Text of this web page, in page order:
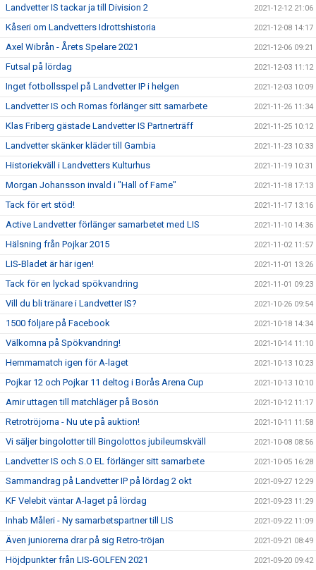
Landvetter IS tackar ja till Division 2 2021-12-12 21:06
Kåseri om Landvetters Idrottshistoria 2021-12-08 14:17
Axel Wibrån - Årets Spelare 2021 2021-12-06 09:21
Futsal på lördag 2021-12-03 11:12
Inget fotbollsspel på Landvetter IP i helgen 2021-12-03 10:09
Landvetter IS och Romas förlänger sitt samarbete 2021-11-26 11:34
Klas Friberg gästade Landvetter IS Partnerträff 2021-11-25 10:12
Landvetter skänker kläder till Gambia 2021-11-23 10:33
Historiekväll i Landvetters Kulturhus 2021-11-19 10:31
Morgan Johansson invald i "Hall of Fame" 2021-11-18 17:13
Tack för ert stöd! 2021-11-17 13:16
Active Landvetter förlänger samarbetet med LIS 2021-11-10 14:36
Hälsning från Pojkar 2015 2021-11-02 11:57
LIS-Bladet är här igen! 2021-11-01 13:26
Tack för en lyckad spökvandring 2021-11-01 09:23
Vill du bli tränare i Landvetter IS? 2021-10-26 09:54
1500 följare på Facebook 2021-10-18 14:34
Välkomna på Spökvandring! 2021-10-14 11:10
Hemmamatch igen för A-laget 2021-10-13 10:23
Pojkar 12 och Pojkar 11 deltog i Borås Arena Cup 2021-10-13 10:10
Amir uttagen till matchläger på Bosön 2021-10-12 11:17
Retrotröjorna - Nu ute på auktion! 2021-10-11 11:58
Vi säljer bingolotter till Bingolottos jubileumskväll 2021-10-08 08:56
Landvetter IS och S.O EL förlänger sitt samarbete 2021-10-05 16:28
Sammandrag på Landvetter IP på lördag 2 okt 2021-09-27 12:29
KF Velebit väntar A-laget på lördag 2021-09-23 11:29
Inhab Måleri - Ny samarbetspartner till LIS 2021-09-22 11:09
Även juniorerna drar på sig Retro-tröjan 2021-09-21 08:49
Höjdpunkter från LIS-GOLFEN 2021 2021-09-20 09:42